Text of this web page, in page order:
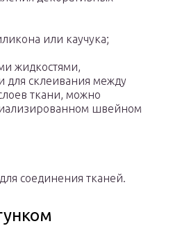
или каучука;
жидкостями,
для склеивания между
ткани, можно
швейном
соединения тканей.